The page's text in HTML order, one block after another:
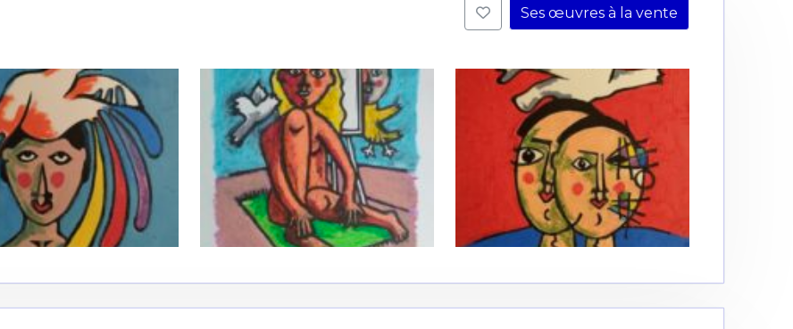
Ses œuvres à la vente